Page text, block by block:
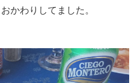
かわりしてました。